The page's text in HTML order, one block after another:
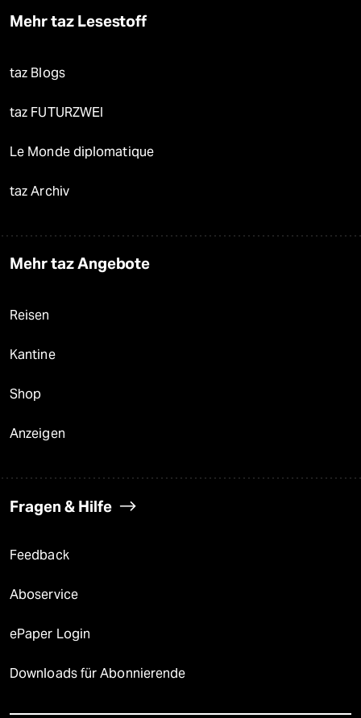
Mehr taz Lesestoff
taz Blogs
taz FUTURZWEI
Le Monde diplomatique
taz Archiv
Mehr taz Angebote
Reisen
Kantine
Shop
Anzeigen
Fragen & Hilfe
Feedback
Aboservice
ePaper Login
Downloads für Abonnierende